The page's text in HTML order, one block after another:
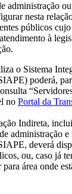
administração
nesta
públicos
à
o Sistema
poderá,
no Portal da
Indireta,
administração
deverá
ou, caso já
área onde